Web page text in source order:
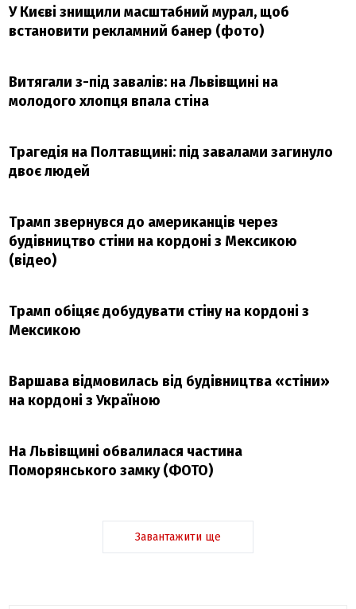
У Києві знищили масштабний мурал, щоб
встановити рекламний банер (фото)
Витягали з-під завалів: на Львівщині на
молодого хлопця впала стіна
Трагедія на Полтавщині: під завалами загинуло
двоє людей
Трамп звернувся до американців через
будівництво стіни на кордоні з Мексикою
(відео)
Трамп обіцяє добудувати стіну на кордоні з
Мексикою
Варшава відмовилась від будівництва «стіни»
на кордоні з Україною
На Львівщині обвалилася частина
Поморянського замку (ФОТО)
Завантажити ще